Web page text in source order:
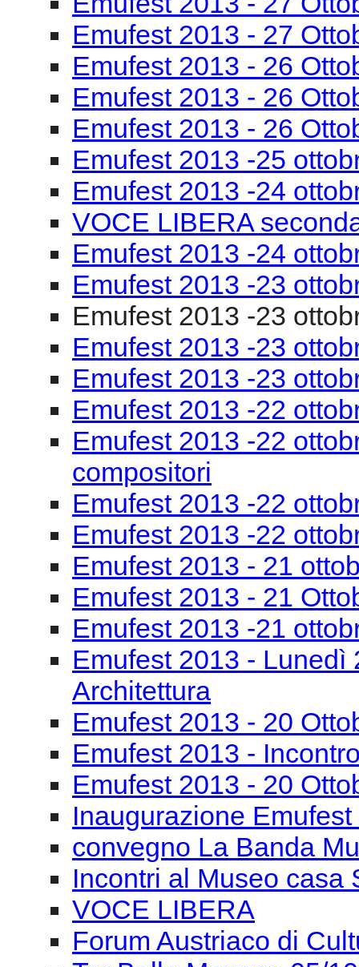
Emufest 2013 - 27
Emufest 2013 - 26
Emufest 2013 - 26
Emufest 2013 - 26
Emufest 2013 -25
Emufest 2013 -24
VOCE LIBERA
Emufest 2013 -24
Emufest 2013 -23
Emufest 2013 -23
Emufest 2013 -23
Emufest 2013 -23
Emufest 2013 -22
Emufest 2013 -22
compositori
Emufest 2013 -22
Emufest 2013 -22
Emufest 2013 - 21
Emufest 2013 - 21
Emufest 2013 -21
Emufest 2013 - Lunedì
Architettura
Emufest 2013 - 20
Emufest 2013 -
Emufest 2013 - 20
Inaugurazione
convegno La Banda
Incontri al Museo casa
VOCE LIBERA
Forum Austriaco di